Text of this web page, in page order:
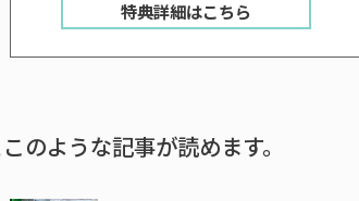
特典詳細はこちら
のような記事が読めます。